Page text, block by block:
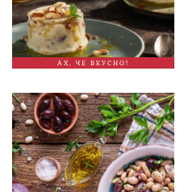
АХ, ЧЕ ВКУСНО!